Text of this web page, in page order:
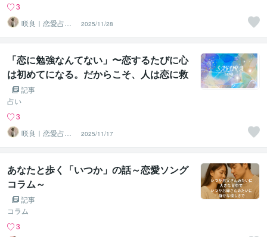
3
咲良｜恋愛占い
心導師
2025/11/28
「恋に勉強なんてない」〜恋するたびに心
は初めてになる。だからこそ、人は恋に救
われる。
記事
占い
3
咲良｜恋愛占い
心導師
2025/11/17
あなたと歩く「いつか」の話～恋愛ソング
コラム～
記事
コラム
3